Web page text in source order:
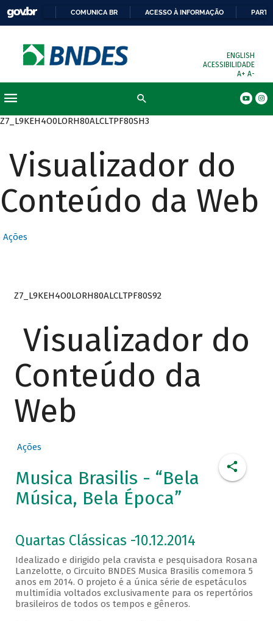
COMUNICA BR ACESSO À INFORMAÇÃO
ENGLISH
ACESSIBILIDADE
A+ A-
Z7_L9KEH4O0LORH80ALCLTPF80SH3
Visualizador do
Conteúdo da Web
Ações
Z7_L9KEH4O0LORH80ALCLTPF80S92
Visualizador do
Conteúdo da
Web
Ações
Musica Brasilis - “Bela
Música, Bela Época”
Quartas Clássicas -10.12.2014
Idealizado e dirigido pela cravista e pesquisadora Rosana
Lanzelotte, o Circuito BNDES Musica Brasilis comemora 5
anos em 2014. O projeto é a única série de espetáculos
multimídia voltados exclusivamente para os repertórios
brasileiros de todos os tempos e gêneros.